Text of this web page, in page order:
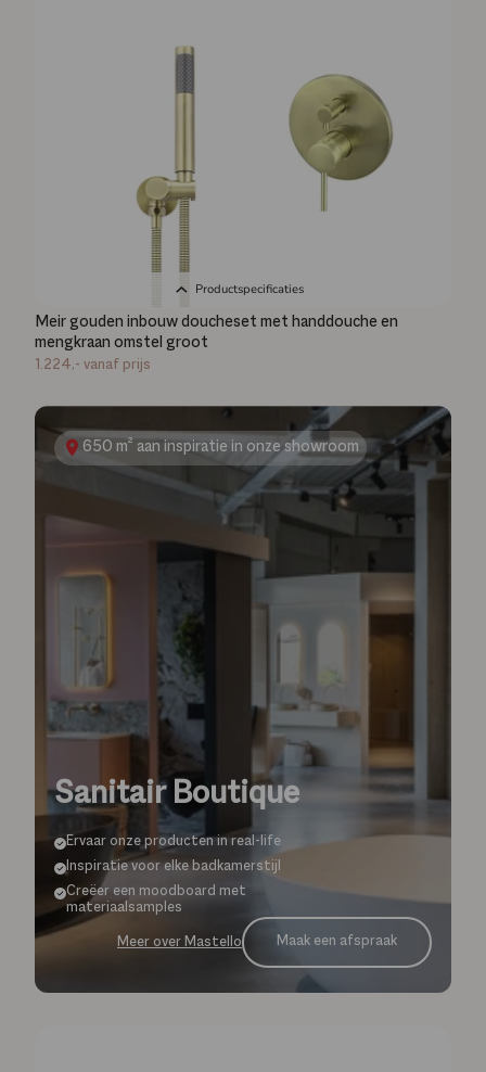
Productspecificaties
Meir gouden inbouw doucheset met handdouche en
mengkraan omstel groot
1.224,- vanaf prijs
650 m² aan inspiratie in onze showroom
Sanitair Boutique
Ervaar onze producten in real-life
Inspiratie voor elke badkamerstijl
Creëer een moodboard met
materiaalsamples
Meer over Mastello Maak een afspraak